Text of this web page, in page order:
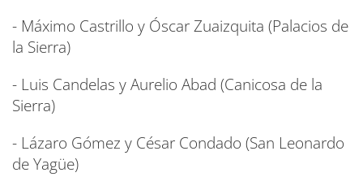
- Máximo Castrillo y Óscar Zuaizquita (Palacios de
la Sierra)
- Luis Candelas y Aurelio Abad (Canicosa de la
Sierra)
- Lázaro Gómez y César Condado (San Leonardo
de Yagüe)